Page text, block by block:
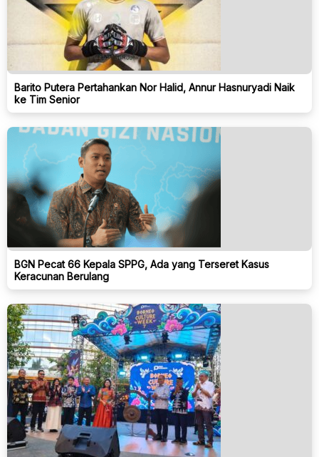
Barito Putera Pertahankan Nor Halid, Annur Hasnuryadi Naik
ke Tim Senior
BGN Pecat 66 Kepala SPPG, Ada yang Terseret Kasus
Keracunan Berulang